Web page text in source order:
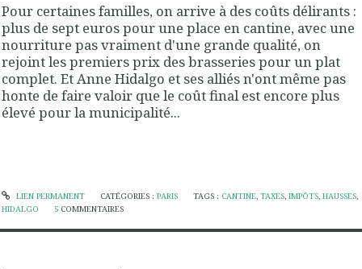
Pour certaines familles, on arrive à des coûts délirants :
plus de sept euros pour une place en cantine, avec une
nourriture pas vraiment d'une grande qualité, on
rejoint les premiers prix des brasseries pour un plat
complet. Et Anne Hidalgo et ses alliés n'ont même pas
honte de faire valoir que le coût final est encore plus
élevé pour la municipalité...
LIEN PERMANENT CATÉGORIES : PARIS TAGS : CANTINE,TAXES,IMPÔTS,HAUSSES,
HIDALGO
5 COMMENTAIRES